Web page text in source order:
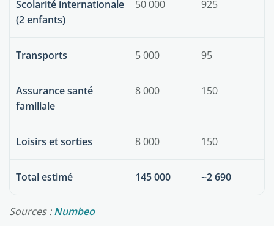
Scolarité internationale
(2 enfants)
50 000 925
Transports 5 000 95
Assurance santé
familiale
8 000 150
Loisirs et sorties 8 000 150
Total estimé 145 000 ~2 690
Sources :Numbeo